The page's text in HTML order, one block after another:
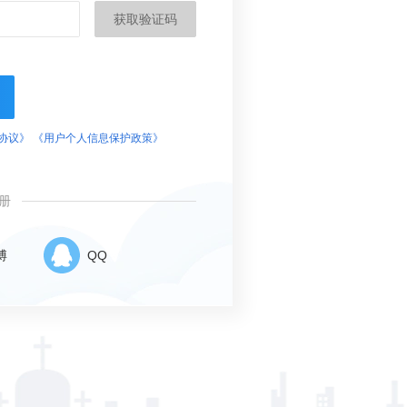
获取验证码
议》 《用户个人信息保护政策》
QQ